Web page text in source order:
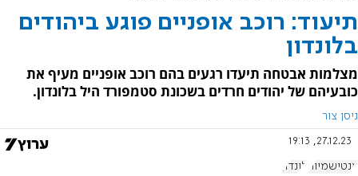
תיעוד: רוכב אופניים פוגע ביהודים
בלונדון
מצלמות אבטחה תיעדו רגעים בהם רוכב אופניים מעיף את
כובעיהם של יהודים חרדים בשכונת סטמפורד היל בלונדון.
ניסן צור
27.12.23, 19:13
אנטישמיות לונדון